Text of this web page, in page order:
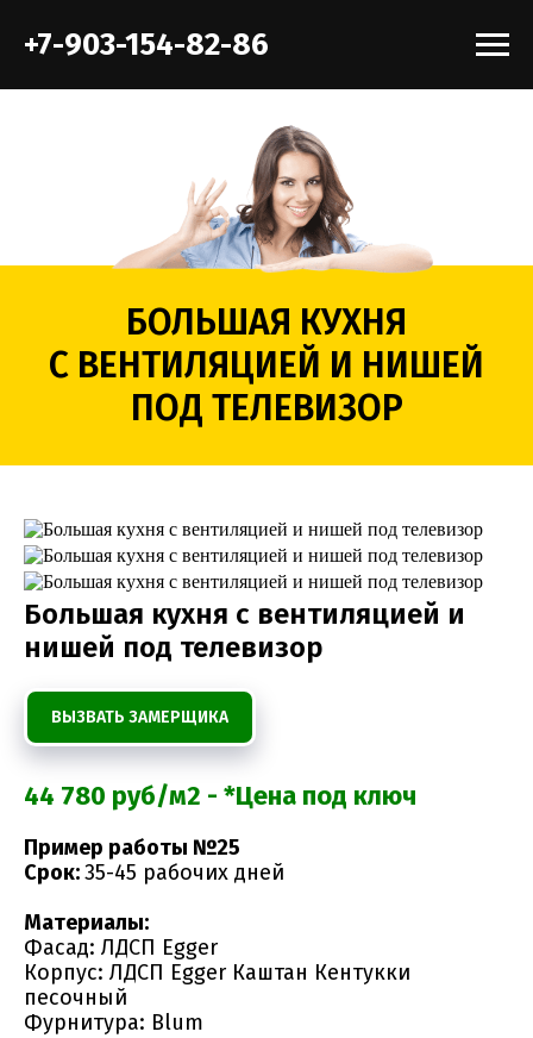
+7-903-154-82-86
БОЛЬШАЯ КУХНЯ
С ВЕНТИЛЯЦИЕЙ И НИШЕЙ
ПОД ТЕЛЕВИЗОР
Большая кухня с вентиляцией и
нишей под телевизор
ВЫЗВАТЬ ЗАМЕРЩИКА
44 780 руб/м2 - *Цена под ключ
Пример работы №25
Срок:35-45 рабочих дней
Материалы:
Фасад: ЛДСП Egger
Корпус: ЛДСП Egger Каштан Кентукки
песочный
Фурнитура: Blum